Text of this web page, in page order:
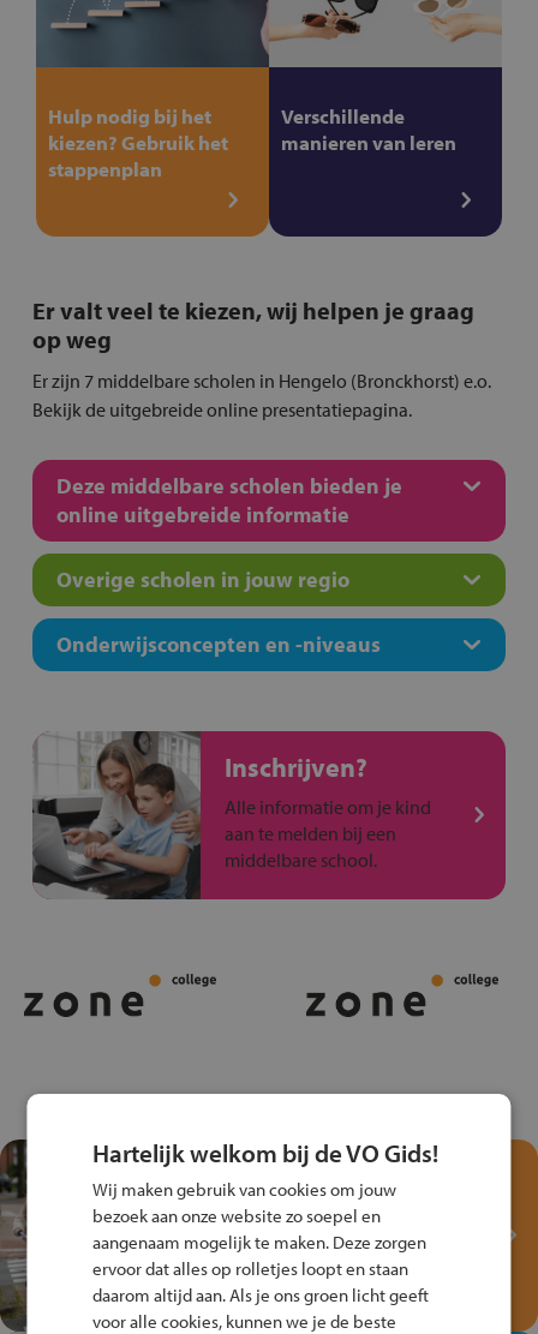
Hulp nodig bij het
kiezen? Gebruik het
stappenplan
Verschillende
manieren van leren
Er valt veel te kiezen, wij helpen je graag
op weg
Er zijn 7 middelbare scholen in Hengelo (Bronckhorst) e.o.
Bekijk de uitgebreide online presentatiepagina.
Deze middelbare scholen bieden je
online uitgebreide informatie
Overige scholen in jouw regio
Onderwijsconcepten en -niveaus
Inschrijven?
Alle informatie om je kind
aan te melden bij een
middelbare school.
Test je kennis met het
Fiets Veilig
Verkeersspel!
Speel het Fiets Veilig Verkeersspel
en win een Cortina-fiets!
Hartelijk welkom bij de VO Gids!
Wij maken gebruik van cookies om jouw
bezoek aan onze website zo soepel en
aangenaam mogelijk te maken. Deze zorgen
ervoor dat alles op rolletjes loopt en staan
daarom altijd aan. Als je ons groen licht geeft
voor alle cookies, kunnen we je de beste